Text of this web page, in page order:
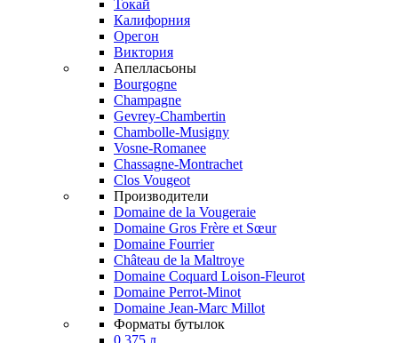
Токай
Калифорния
Орегон
Виктория
Апелласьоны
Bourgogne
Champagne
Gevrey-Chambertin
Chambolle-Musigny
Vosne-Romanee
Chassagne-Montrachet
Clos Vougeot
Производители
Domaine de la Vougeraie
Domaine Gros Frère et Sœur
Domaine Fourrier
Château de la Maltroye
Domaine Coquard Loison-Fleurot
Domaine Perrot-Minot
Domaine Jean-Marc Millot
Форматы бутылок
0.375 л